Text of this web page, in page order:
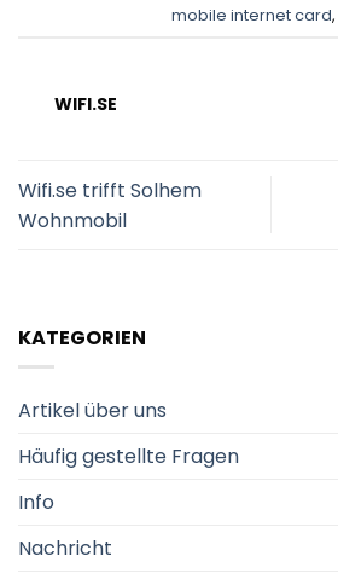
mobile internet card,
WIFI.SE
Wifi.se trifft Solhem
Wohnmobil
KATEGORIEN
Artikel über uns
Häufig gestellte Fragen
Info
Nachricht